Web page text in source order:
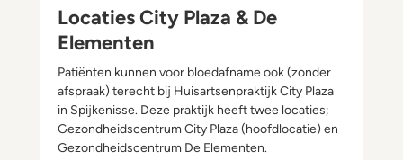
Locaties City Plaza & De
Elementen
Patiënten kunnen voor bloedafname ook (zonder
afspraak) terecht bij Huisartsenpraktijk City Plaza
in Spijkenisse. Deze praktijk heeft twee locaties;
Gezondheidscentrum City Plaza (hoofdlocatie) en
Gezondheidscentrum De Elementen.